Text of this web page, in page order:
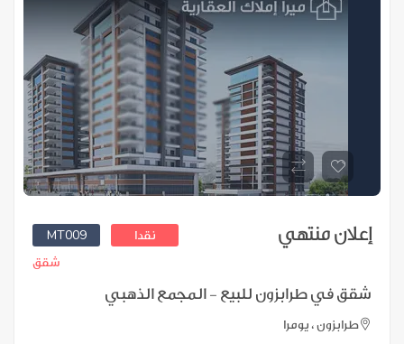
MT009 نقدا إعلان منتهي
شقق
شقق في طرابزون للبيع - المجمع الذهبي
طرابزون ، يومرا